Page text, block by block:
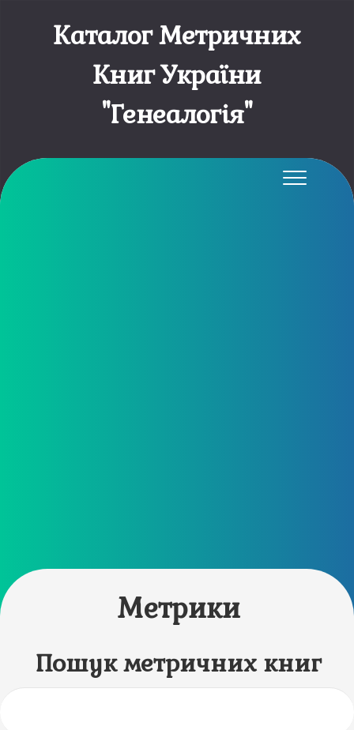
Каталог Метричних
Книг України
"Генеалогія"
Метрики
Пошук метричних книг